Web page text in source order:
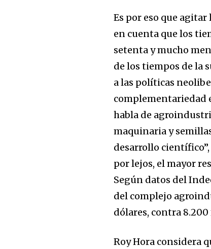
Es por eso que
en cuenta que los
setenta y mucho
de los tiempos de la
a las políticas
complementariedad
habla de
maquinaria y
desarrollo
por lejos, el mayor
Según datos del
del complejo
dólares, contra
Roy Hora considera